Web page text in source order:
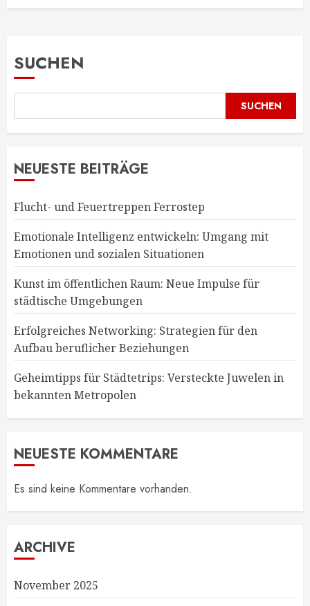
SUCHEN
SUCHEN
NEUESTE BEITRÄGE
Flucht- und Feuertreppen Ferrostep
Emotionale Intelligenz entwickeln: Umgang mit
Emotionen und sozialen Situationen
Kunst im öffentlichen Raum: Neue Impulse für
städtische Umgebungen
Erfolgreiches Networking: Strategien für den
Aufbau beruflicher Beziehungen
Geheimtipps für Städtetrips: Versteckte Juwelen in
bekannten Metropolen
NEUESTE KOMMENTARE
Es sind keine Kommentare vorhanden.
ARCHIVE
November 2025